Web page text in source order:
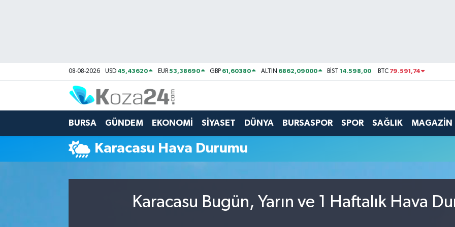
08-08-2026 USD 45,43620 EUR53,38690 GBP 61,60380 ALTIN 6862,09000 BİST14.598,00 BTC 79.591,74
BURSA GÜNDEM EKONOMİ SİYASET DÜNYA BURSASPOR SPOR SAĞLIK MAGAZİN
Karacasu Hava Durumu
Karacasu Bugün, Yarın ve 1 Haftalık Hava
Bursa Namaz Vakitleri
Bursa Trafik Yoğunluk Haritası
Süper Lig Puan Durumu ve Fikstür